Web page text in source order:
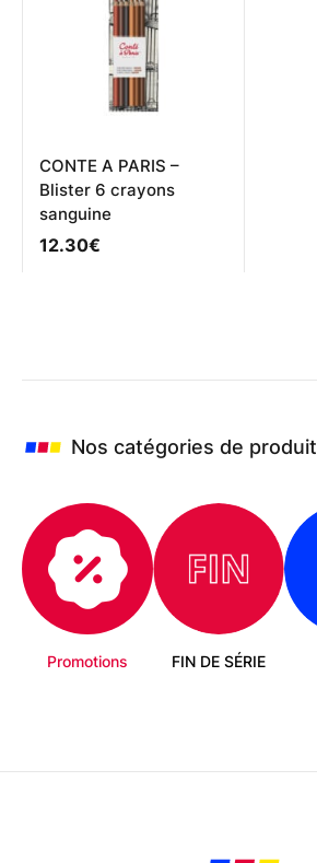
CONTE A PARIS –
Blister 6 crayons
sanguine
12.30€
Nos catégories de produit
Promotions FIN DE SÉRIE